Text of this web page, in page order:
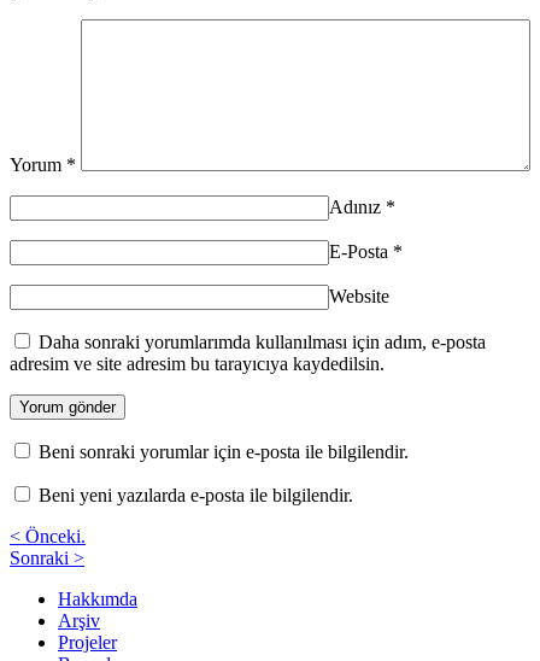
Yorum *
Adınız *
E-Posta *
Website
Daha sonraki yorumlarımda kullanılması için adım, e-posta
adresim ve site adresim bu tarayıcıya kaydedilsin.
Beni sonraki yorumlar için e-posta ile bilgilendir.
Beni yeni yazılarda e-posta ile bilgilendir.
< Önceki.
Sonraki >
Hakkımda
Arşiv
Projeler